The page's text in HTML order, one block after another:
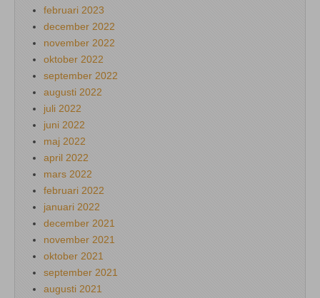
februari 2023
december 2022
november 2022
oktober 2022
september 2022
augusti 2022
juli 2022
juni 2022
maj 2022
april 2022
mars 2022
februari 2022
januari 2022
december 2021
november 2021
oktober 2021
september 2021
augusti 2021